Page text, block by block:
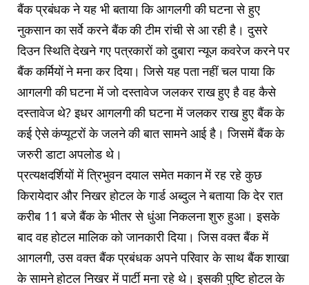
बैंक प्रबंधक ने यह भी बताया कि आगलगी की घटना से हुए
नुकसान का सर्वे करने बैंक की टीम रांची से आ रही है। दुसरे
दिउन स्थिति देखने गए पत्रकारों को दुबारा न्यूज कवरेज करने पर
बैंक कर्मियों ने मना कर दिया। जिसे यह पता नहीं चल पाया कि
आगलगी की घटना में जो दस्तावेज जलकर राख हुए है वह कैसे
दस्तावेज थे? इधर आगलगी की घटना में जलकर राख हुए बैंक के
कई ऐसे कंप्यूटरों के जलने की बात सामने आई है। जिसमें बैंक के
जरुरी डाटा अपलोड थे।
प्रत्यक्षदर्शियों में त्रिभुवन दयाल समेत मकान में रह रहे कुछ
किरायेदार और निखर होटल के गार्ड अब्दुल ने बताया कि देर रात
करीब 11 बजे बैंक के भीतर से धुंआ निकलना शुरु हुआ। इसके
बाद वह होटल मालिक को जानकारी दिया। जिस वक्त बैंक में
आगलगी, उस वक्त बैंक प्रबंधक अपने परिवार के साथ बैंक शाखा
के सामने होटल निखर में पार्टी मना रहे थे। इसकी पुष्टि होटल के